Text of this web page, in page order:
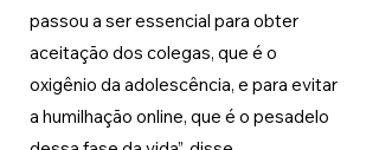
passou a ser essencial para obter
aceitação dos colegas, que é o
oxigênio da adolescência, e para evitar
a humilhação online, que é o pesadelo